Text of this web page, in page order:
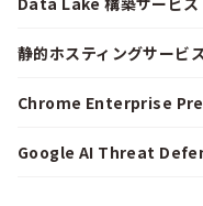
静的ホスティングサービ
Chrome Enterprise
Google AI Threat